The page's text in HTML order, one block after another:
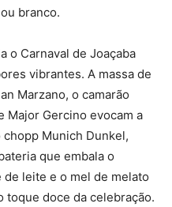
branco.
o Carnaval de Joaçaba
vibrantes. A massa de
Marzano, o camarão
Major Gercino evocam a
Munich Dunkel,
que embala o
de leite e o mel de melato
toque doce da celebração.